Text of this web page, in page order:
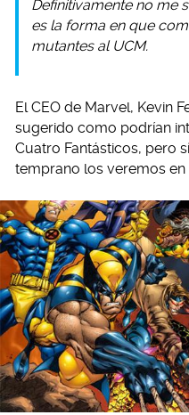
Definitivamente no me
es la forma en que
mutantes al UCM.
El CEO de Marvel, Kevin
sugerido como podrían
Cuatro Fantásticos, pero
temprano los veremos en